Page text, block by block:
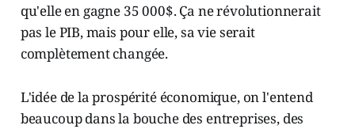
qu'elle en gagne 35 000$. Ça ne révolutionnerait
pas le PIB, mais pour elle, sa vie serait
complètement changée.
L'idée de la prospérité économique, on l'entend
beaucoup dans la bouche des entreprises, des